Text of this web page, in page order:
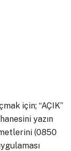
için; “AÇIK”
yazın
(0850